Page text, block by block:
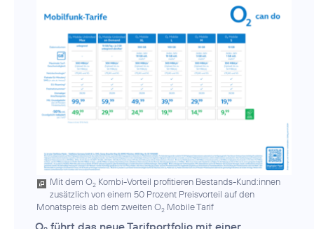
Mit dem O2 Kombi-Vorteil profitieren Bestands-Kund:innen
zusätzlich von einem 50 Prozent Preisvorteil auf den
Monatspreis ab dem zweiten O2 Mobile Tarif